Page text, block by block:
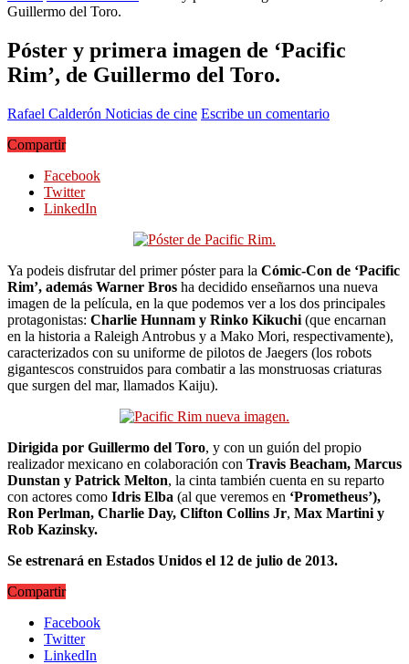
Guillermo del Toro.
Póster y primera imagen de ‘Pacific
Rim’, de Guillermo del Toro.
Rafael Calderón Noticias de cine Escribe un comentario
Compartir
Facebook
Twitter
LinkedIn
Ya podeis disfrutar del primer póster para la Cómic-Con de ‘Pacific
Rim’, además Warner Bros ha decidido enseñarnos una nueva
imagen de la película, en la que podemos ver a los dos principales
protagonistas: Charlie Hunnam y Rinko Kikuchi (que encarnan
en la historia a Raleigh Antrobus y a Mako Mori, respectivamente),
caracterizados con su uniforme de pilotos de Jaegers (los robots
gigantescos construidos para combatir a las monstruosas criaturas
que surgen del mar, llamados Kaiju).
Dirigida por Guillermo del Toro, y con un guión del propio
realizador mexicano en colaboración con Travis Beacham, Marcus
Dunstan y Patrick Melton, la cinta también cuenta en su reparto
con actores como Idris Elba (al que veremos en ‘Prometheus’),
Ron Perlman, Charlie Day, Clifton Collins Jr, Max Martini y
Rob Kazinsky.
Se estrenará en Estados Unidos el 12 de julio de 2013.
Compartir
Facebook
Twitter
LinkedIn